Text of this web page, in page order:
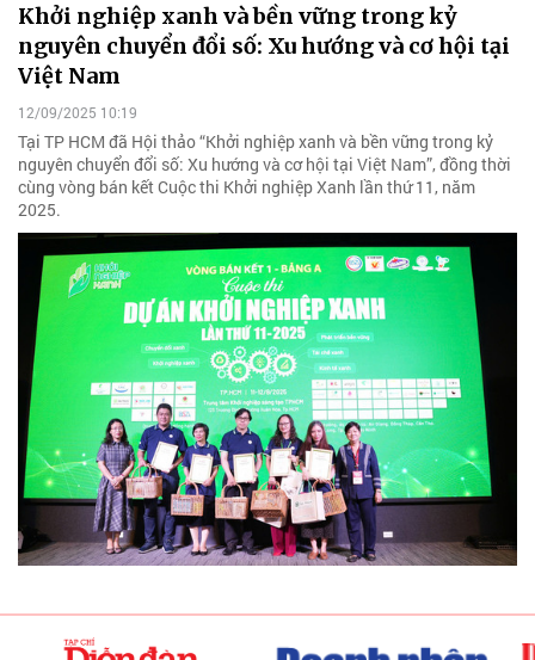
Khởi nghiệp xanh và bền vững trong kỷ
nguyên chuyển đổi số: Xu hướng và cơ hội tại
Việt Nam
12/09/2025 10:19
Tại TP HCM đã Hội thảo “Khởi nghiệp xanh và bền vững trong kỷ
nguyên chuyển đổi số: Xu hướng và cơ hội tại Việt Nam”, đồng thời
cùng vòng bán kết Cuộc thi Khởi nghiệp Xanh lần thứ 11, năm
2025.